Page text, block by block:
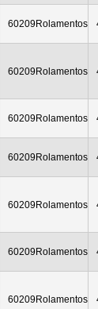
60209Rolamentos
60209Rolamentos
60209Rolamentos
60209Rolamentos
60209Rolamentos
60209Rolamentos
60209Rolamentos